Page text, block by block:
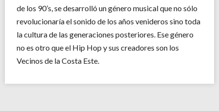
de los 90’s, se desarrolló un género musical que no sólo
revolucionaría el sonido de los años venideros sino toda
la cultura de las generaciones posteriores. Ese género
no es otro que el Hip Hop y sus creadores son los
Vecinos de la Costa Este.